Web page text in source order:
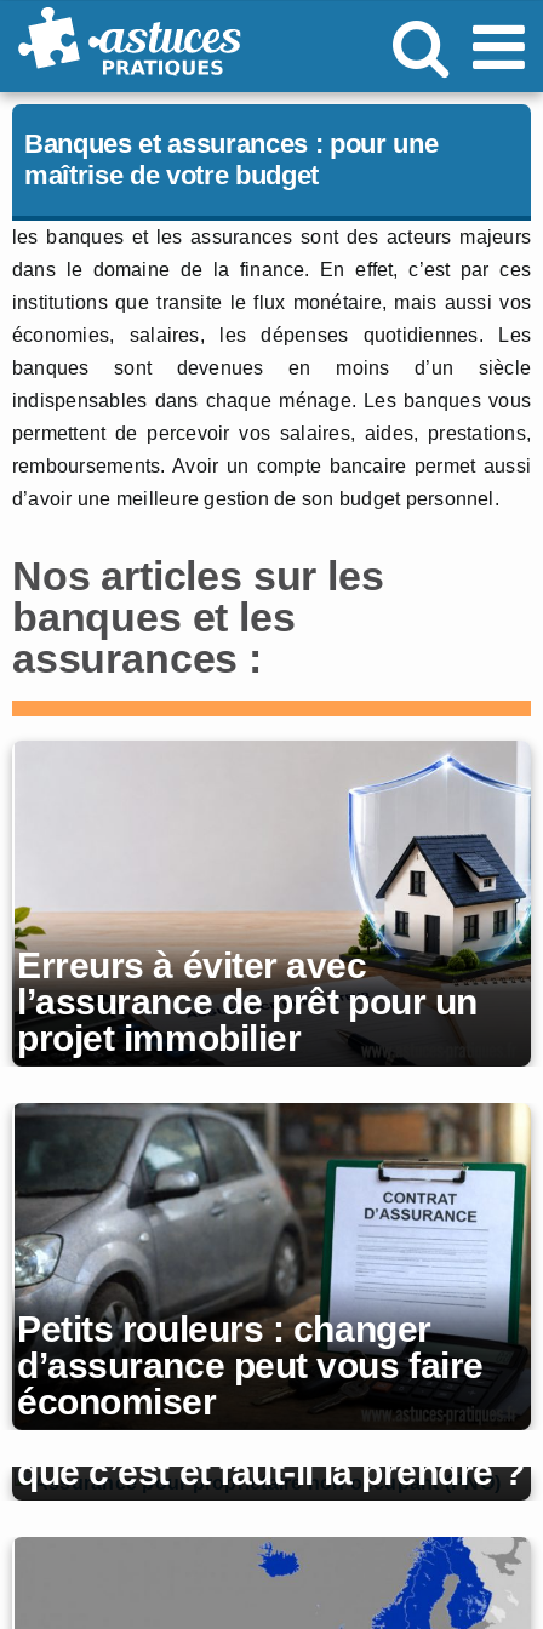
Passer
au
Banques et assurances : pour une
maîtrise de votre budget
les banques et les assurances sont des acteurs majeurs
dans le domaine de la finance. En effet, c’est par ces
institutions que transite le flux monétaire, mais aussi vos
économies, salaires, les dépenses quotidiennes. Les
banques sont devenues en moins d’un siècle
indispensables dans chaque ménage. Les banques vous
permettent de percevoir vos salaires, aides, prestations,
remboursements. Avoir un compte bancaire permet aussi
d’avoir une meilleure gestion de son budget personnel.
Nos articles sur les
banques et les
assurances :
Erreurs à éviter avec
l’assurance de prêt pour un
projet immobilier
Petits rouleurs : changer
d’assurance peut vous faire
économiser
Assurance PNO : Qu’est-ce
que c’est et faut-il la prendre ?